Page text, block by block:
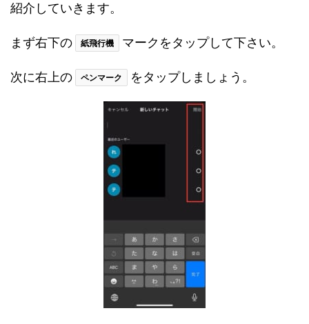
紹介していきます。
まず右下の 紙飛行機 マークをタップして下さい。
次に右上の ペンマーク をタップしましょう。